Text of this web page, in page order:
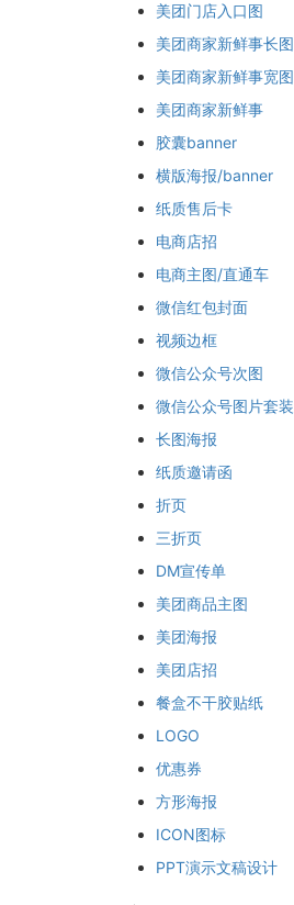
美团门店入口图
美团商家新鲜事长图
美团商家新鲜事宽图
美团商家新鲜事
胶囊banner
横版海报/banner
纸质售后卡
电商店招
电商主图/直通车
微信红包封面
视频边框
微信公众号次图
微信公众号图片套装
长图海报
纸质邀请函
折页
三折页
DM宣传单
美团商品主图
美团海报
美团店招
餐盒不干胶贴纸
LOGO
优惠券
方形海报
ICON图标
PPT演示文稿设计